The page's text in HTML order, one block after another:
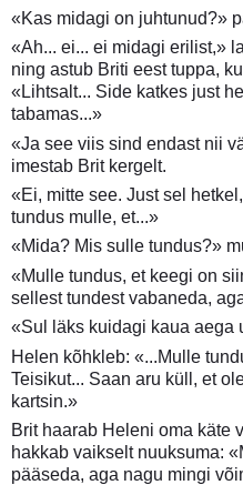
«Kas midagi on juhtunud?»
«Ah... ei... ei midagi erilist,»
ning astub Briti eest tuppa,
«Lihtsalt... Side katkes just
tabamas...»
«Ja see viis sind endast nii
imestab Brit kergelt.
«Ei, mitte see. Just sel
tundus mulle, et...»
«Mida? Mis sulle tundus?»
«Mulle tundus, et keegi on
sellest tundest vabaneda,
«Sul läks kuidagi kaua aega
Helen kõhkleb: «...Mulle
Teisikut... Saan aru küll, et
kartsin.»
Brit haarab Heleni oma käte
hakkab vaikselt nuuksuma:
pääseda, aga nagu mingi